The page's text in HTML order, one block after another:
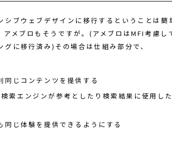
シブウェブデザインに移行するということは簡
アメブロもそうですが。(アメブロはMFI考慮し
に移行済み)その場合は仕組み部分で、
同じコンテンツを提供する
索エンジンが参考としたり検索結果に使用し
同じ体験を提供できるようにする